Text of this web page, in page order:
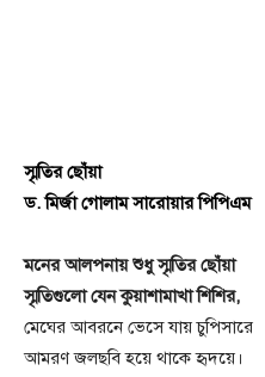
স্মৃতির ছোঁয়া
ড. মির্জা গোলাম সারোয়ার পিপিএম
মনের আলপনায় শুধু স্মৃতির ছোঁয়া
স্মৃতিগুলো যেন কুয়াশামাখা শিশির,
মেঘের আবরনে ভেসে যায় চুপিসারে
আমরণ জলছবি হয়ে থাকে হৃদয়ে।